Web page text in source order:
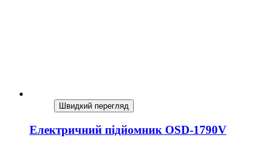
Швидкий перегляд
Електричний підйомник OSD-1790V